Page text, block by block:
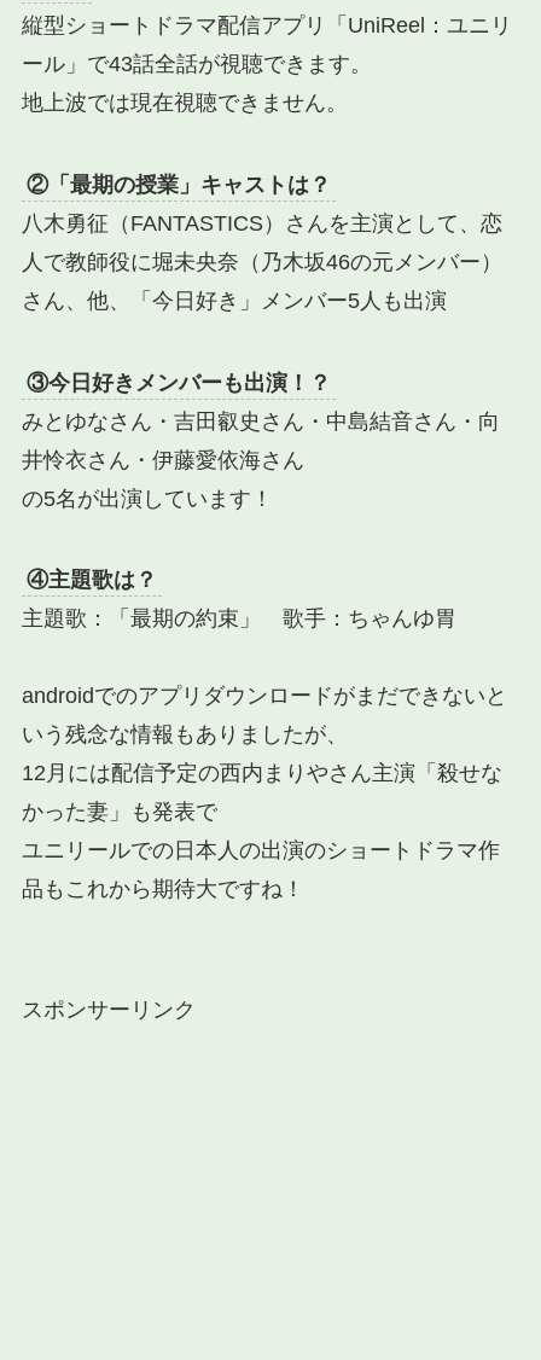
縦型ショートドラマ配信アプリ「UniReel：ユニリ
ール」で43話全話が視聴できます。
地上波では現在視聴できません。
②「最期の授業」キャストは？
八木勇征（FANTASTICS）さんを主演として、恋
人で教師役に堀未央奈（乃木坂46の元メンバー）
さん、他、「今日好き」メンバー5人も出演
③今日好きメンバーも出演！？
みとゆなさん・吉田叡史さん・中島結音さん・向
井怜衣さん・伊藤愛依海さん
の5名が出演しています！
④主題歌は？
主題歌：「最期の約束」 歌手：ちゃんゆ胃
androidでのアプリダウンロードがまだできないと
いう残念な情報もありましたが、
12月には配信予定の西内まりやさん主演「殺せな
かった妻」も発表で
ユニリールでの日本人の出演のショートドラマ作
品もこれから期待大ですね！
スポンサーリンク